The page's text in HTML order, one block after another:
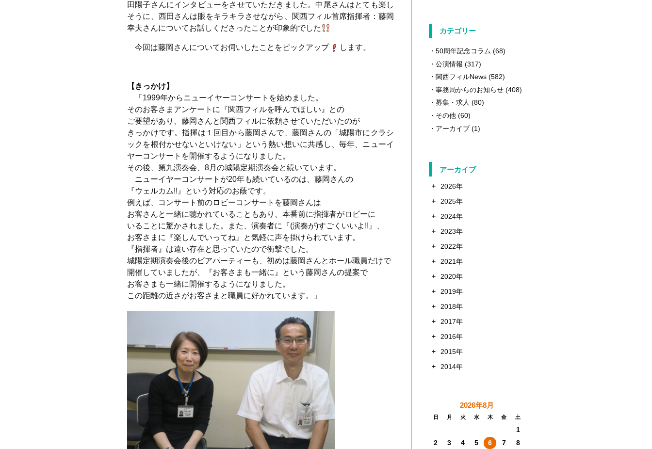
田陽子さんにインタビューをさせていただきました。中尾さんはとても楽し
そうに、西田さんは眼をキラキラさせながら、関西フィル首席指揮者：藤岡
幸夫さんについてお話しくださったことが印象的でした
今回は藤岡さんについてお伺いしたことをピックアップ します。
【きっかけ】
「1999年からニューイヤーコンサートを始めました。
そのお客さまアンケートに『関西フィルを呼んでほしい』との
ご要望があり、藤岡さんと関西フィルに依頼させていただいたのが
きっかけです。指揮は１回目から藤岡さんで、藤岡さんの「城陽市にクラシ
ックを根付かせないといけない」という熱い想いに共感し、毎年、ニューイ
ヤーコンサートを開催するようになりました。
その後、第九演奏会、8月の城陽定期演奏会と続いています。
ニューイヤーコンサートが20年も続いているのは、藤岡さんの
『ウェルカム!!』という対応のお蔭です。
例えば、コンサート前のロビーコンサートを藤岡さんは
お客さんと一緒に聴かれていることもあり、本番前に指揮者がロビーに
いることに驚かされました。また、演奏者に『(演奏が)すごくいいよ!!』、
お客さまに『楽しんでいってね』と気軽に声を掛けられています。
『指揮者』は遠い存在と思っていたので衝撃でした。
城陽定期演奏会後のビアパーティーも、初めは藤岡さんとホール職員だけで
開催していましたが、『お客さまも一緒に』という藤岡さんの提案で
お客さまも一緒に開催するようになりました。
この距離の近さがお客さまと職員に好かれています。」
カテゴリー
50周年記念コラム (68)
公演情報 (317)
関西フィルNews (582)
事務局からのお知らせ (408)
募集・求人 (80)
その他 (60)
アーカイブ (1)
アーカイブ
+
2026年
+
2025年
+
2024年
+
2023年
+
2022年
+
2021年
+
2020年
+
2019年
+
2018年
+
2017年
+
2016年
+
2015年
+
2014年
2026年8月
日 月 火 水 木 金 土
1
2
3 4 5 6 7
8